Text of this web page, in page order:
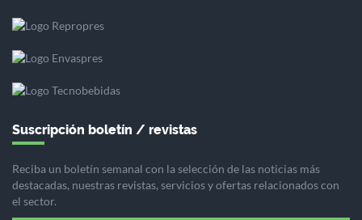
Suscripción boletín / revistas
Reciba un boletín semanal con la selección de las noticias más
destacadas, nuestras revistas, servicios y ofertas relacionados con
el sector.